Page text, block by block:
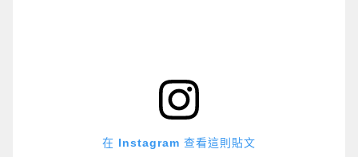
在 Instagram 查看這則貼文